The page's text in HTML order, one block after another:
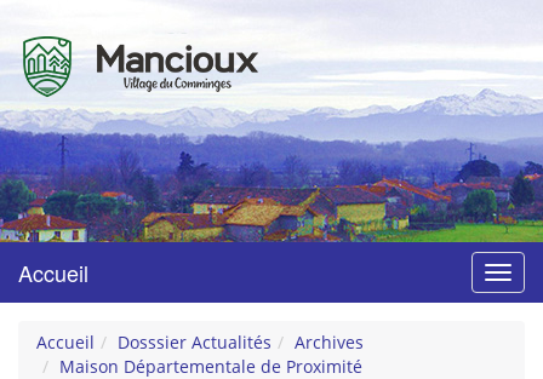
Mancioux
Village du Comminges
Menu
Accueil
Accueil Dosssier Actualités
Archives
Maison Départementale de Proximité